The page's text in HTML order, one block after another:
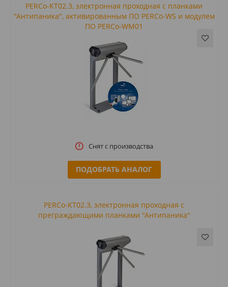
PERCo-KT02.3, электронная проходная с планками
"Антипаника", активированным ПО PERCo-WS и модулем
ПО PERCo-WM01
Снят с производства
ПОДОБРАТЬ АНАЛОГ
PERCo-KT02.3, электронная проходная с
преграждающими планками "Антипаника"